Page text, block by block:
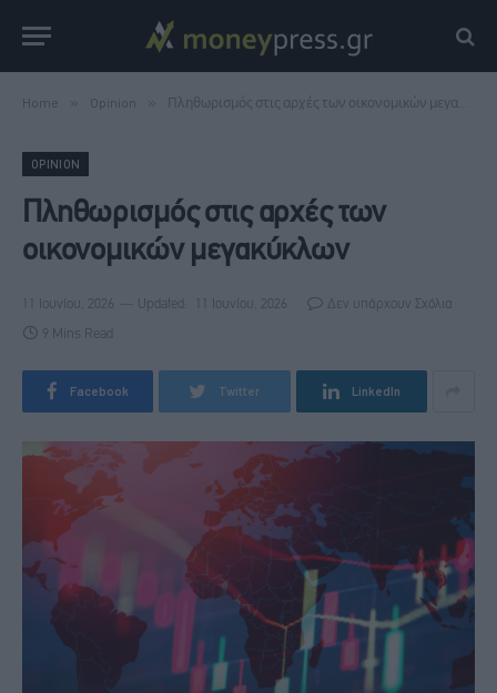
Home Opinion Πληθωρισμός στις αρχές των οικονομικών μεγακύκλων
OPINION
Πληθωρισμός στις αρχές των
οικονομικών μεγακύκλων
11 Ιουνίου, 2026 Updated: 11 Ιουνίου, 2026 Δεν υπάρχουν Σχόλια
9 Mins Read
Facebook Twitter LinkedIn